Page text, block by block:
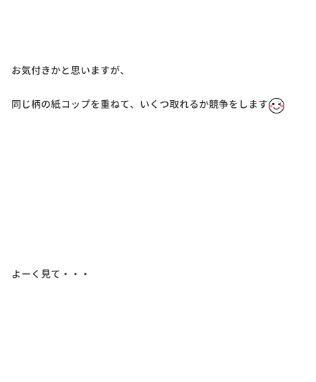
お気付きかと思いますが、
同じ柄の紙コップを重ねて、いくつ取れるか競争をします
よーく見て・・・